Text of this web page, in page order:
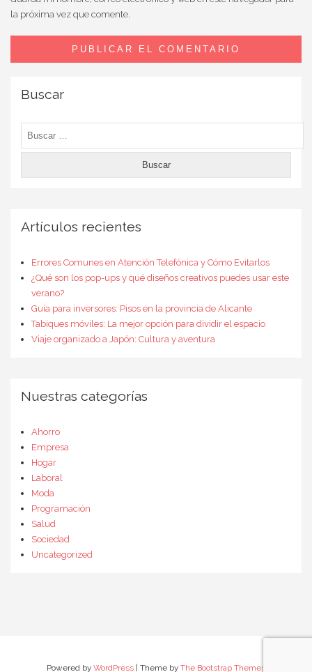
la próxima vez que comente.
Buscar
Artículos recientes
Errores Comunes en Atención Telefónica y Cómo Evitarlos
¿Qué son los pop-ups y qué diseños creativos puedes usar este
verano?
Guía para inversores: Pisos en la provincia de Alicante
Tabiques móviles: La mejor opción para dividir el espacio
Viaje organizado a Japón: Cultura y aventura
Nuestras categorías
Ahorro
Empresa
Hogar
Laboral
Moda
Programación
Salud
Sociedad
Uncategorized
Powered by WordPress | Theme by The Bootstrap Themes